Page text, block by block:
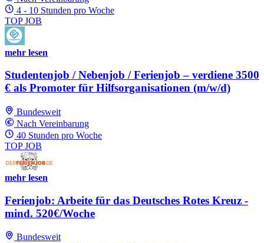
4 - 10 Stunden pro Woche
TOP JOB
mehr lesen
Studentenjob / Nebenjob / Ferienjob – verdiene 3500
€ als Promoter für Hilfsorganisationen (m/w/d)
Bundesweit
Nach Vereinbarung
40 Stunden pro Woche
TOP JOB
mehr lesen
Ferienjob: Arbeite für das Deutsches Rotes Kreuz -
mind. 520€/Woche
Bundesweit